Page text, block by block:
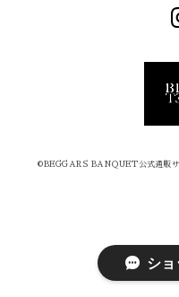
©︎BEGGARS BANQUET公式通販
シ